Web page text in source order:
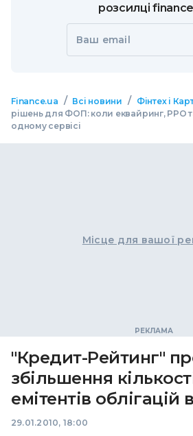
розсилці
Ваш email
Finance.ua / Всі новини / Фінтех і
рішень для ФОП: коли еквайринг, РРО
одному сервісі
Місце для вашої
"Кредит-Рейтинг"
збільшення
емітентів облігацій
29.01.2010, 18:00